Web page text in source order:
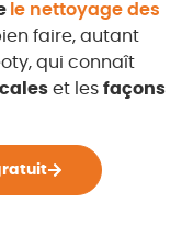
le nettoyage des
faire, autant
qui connaît
et les façons